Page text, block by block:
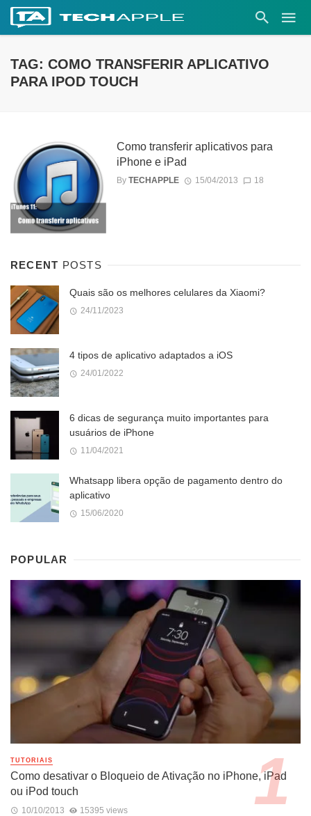
TAG: COMO TRANSFERIR APLICATIVO
PARA IPOD TOUCH
Como transferir aplicativos para
iPhone e iPad
By TECHAPPLE 15/04/2013 18
RECENT POSTS
Quais são os melhores celulares da Xiaomi?
24/11/2023
4 tipos de aplicativo adaptados a iOS
24/01/2022
6 dicas de segurança muito importantes para
usuários de iPhone
11/04/2021
Whatsapp libera opção de pagamento dentro do
aplicativo
15/06/2020
POPULAR
TUTORIAIS
Como desativar o Bloqueio de Ativação no iPhone, iPad
ou iPod touch
10/10/2013 15395 views